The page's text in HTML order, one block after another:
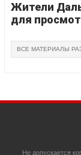
Жители
для
ВСЕ МАТЕРИАЛЫ
Не допускается